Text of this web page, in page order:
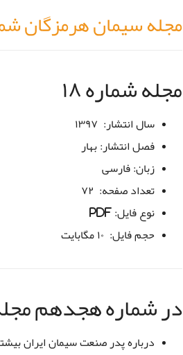
مجله سیمان هرمزگان
مجله شماره ۱۸
سال انتشار:
فصل انتشار: بهار
زبان: فارسی
تعداد صفحه:
نوع فایل:
حجم فایل:
در شماره هجدهم
درباره پدر صنعت سیمان ایران